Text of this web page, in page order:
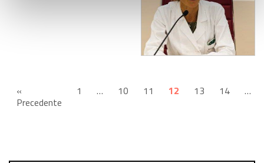
«
Precedente
1 … 10 11 12 13 14 …